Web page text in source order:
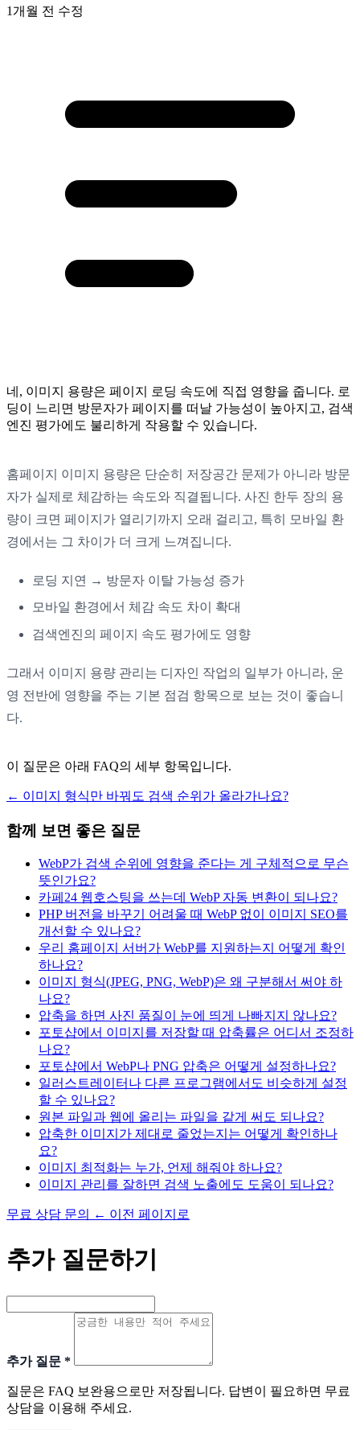
1개월 전 수정
네, 이미지 용량은 페이지 로딩 속도에 직접 영향을 줍니다. 로
딩이 느리면 방문자가 페이지를 떠날 가능성이 높아지고, 검색
엔진 평가에도 불리하게 작용할 수 있습니다.
홈페이지 이미지 용량은 단순히 저장공간 문제가 아니라 방문
자가 실제로 체감하는 속도와 직결됩니다. 사진 한두 장의 용
량이 크면 페이지가 열리기까지 오래 걸리고, 특히 모바일 환
경에서는 그 차이가 더 크게 느껴집니다.
로딩 지연 → 방문자 이탈 가능성 증가
모바일 환경에서 체감 속도 차이 확대
검색엔진의 페이지 속도 평가에도 영향
그래서 이미지 용량 관리는 디자인 작업의 일부가 아니라, 운
영 전반에 영향을 주는 기본 점검 항목으로 보는 것이 좋습니
다.
이 질문은 아래 FAQ의 세부 항목입니다.
← 이미지 형식만 바꿔도 검색 순위가 올라가나요?
함께 보면 좋은 질문
WebP가 검색 순위에 영향을 준다는 게 구체적으로 무슨
뜻인가요?
카페24 웹호스팅을 쓰는데 WebP 자동 변환이 되나요?
PHP 버전을 바꾸기 어려울 때 WebP 없이 이미지 SEO를
개선할 수 있나요?
우리 홈페이지 서버가 WebP를 지원하는지 어떻게 확인
하나요?
이미지 형식(JPEG, PNG, WebP)은 왜 구분해서 써야 하
나요?
압축을 하면 사진 품질이 눈에 띄게 나빠지지 않나요?
포토샵에서 이미지를 저장할 때 압축률은 어디서 조정하
나요?
포토샵에서 WebP나 PNG 압축은 어떻게 설정하나요?
일러스트레이터나 다른 프로그램에서도 비슷하게 설정
할 수 있나요?
원본 파일과 웹에 올리는 파일을 같게 써도 되나요?
압축한 이미지가 제대로 줄었는지는 어떻게 확인하나
요?
이미지 최적화는 누가, 언제 해줘야 하나요?
이미지 관리를 잘하면 검색 노출에도 도움이 되나요?
무료 상담 문의 ← 이전 페이지로
추가 질문하기
추가 질문 *
질문은 FAQ 보완용으로만 저장됩니다. 답변이 필요하면 무료
상담을 이용해 주세요.